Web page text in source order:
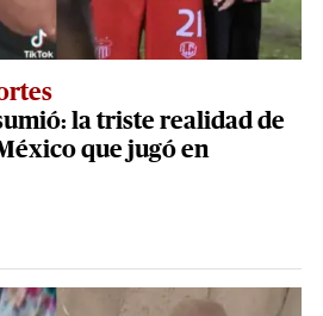
la triste realidad de
que jugó en